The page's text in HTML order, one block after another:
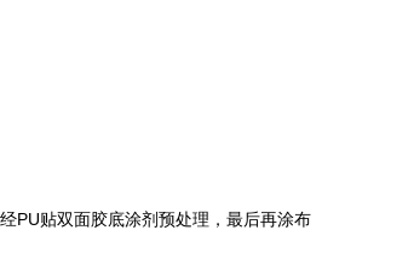
PU贴双面胶底涂剂预处理，最后再涂布